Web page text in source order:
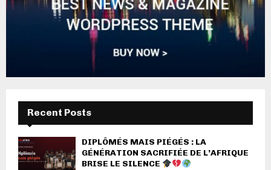
Recent Posts
DIPLÔMÉS MAIS PIÉGÉS : LA
GÉNÉRATION SACRIFIÉE DE L’AFRIQUE
BRISE LE SILENCE